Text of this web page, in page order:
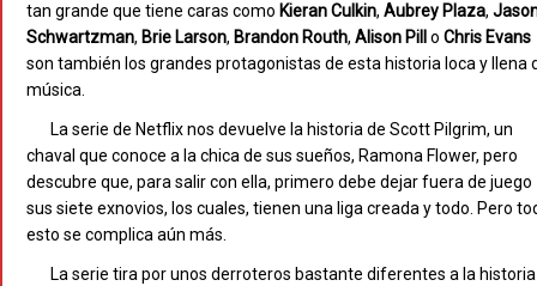
tan grande que tiene caras como KieranCulkin, Aubrey Plaza,
Schwartzman, Brie Larson, Brandon Routh, Alison Pill o Chris Evans
son también los grandes protagonistas de esta historia loca y llena
música.
La serie de Netflix nos devuelve la historia de Scott Pilgrim, un
chaval que conoce a la chica de sus sueños, Ramona Flower, pero
descubre que, para salir con ella, primero debe dejar fuera de juego
sus siete exnovios, los cuales, tienen una liga creada y todo. Pero
esto se complica aún más.
La serie tira por unos derroteros bastante diferentes a la historia